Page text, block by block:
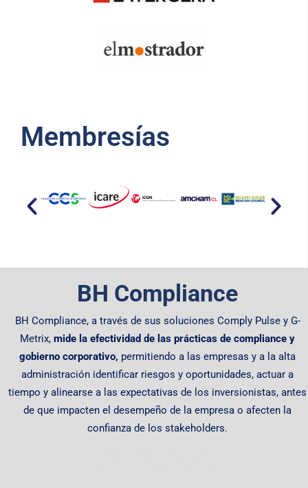
Membresías​
BH Compliance
BH Compliance, a través de sus soluciones Comply Pulse y G-
Metrix, mide la efectividad de las prácticas de compliance y
gobierno corporativo, permitiendo a las empresas y a la alta
administración identificar riesgos y oportunidades, actuar a
tiempo y alinearse a las expectativas de los inversionistas, antes
de que impacten el desempeño de la empresa o afecten la
confianza de los stakeholders.